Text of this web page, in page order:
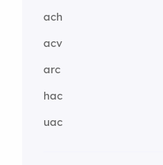
ach
acv
arc
hac
uac